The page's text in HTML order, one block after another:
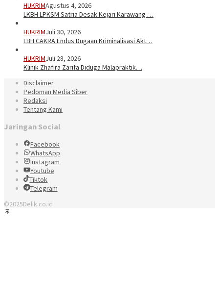
HUKRIMAgustus 4, 2026
LKBH LPKSM Satria Desak Kejari Karawang …
HUKRIMJuli 30, 2026
LBH CAKRA Endus Dugaan Kriminalisasi Akt…
HUKRIMJuli 28, 2026
Klinik Zhafira Zarifa Diduga Malapraktik…
Disclaimer
Pedoman Media Siber
Redaksi
Tentang Kami
Jaringan Social
Facebook
WhatsApp
Instagram
Youtube
Tiktok
Telegram
©2025Delik.co.id